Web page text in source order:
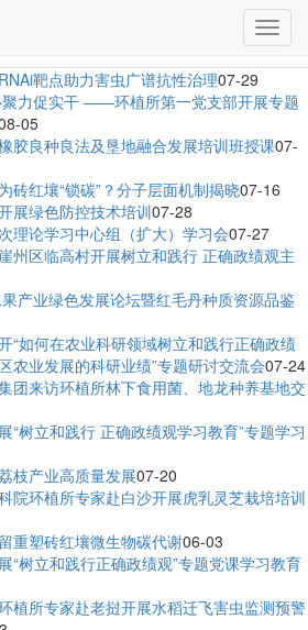
切
换
导
航
靶点助力害虫广谱抗性治理07-29
力促实干 ——环植所第一党支部开展专题
05
胶良种良法及垦地融合发展培训班授课07-
砖红壤“锁碳”？分子层面机制揭晓07-16
展绿色防控技术培训07-28
理论学习中心组（扩大）学习会07-27
州区临高村开展树立和践行 正确政绩观主
产业绿色发展论坛暨红毛丹种质资源品鉴
“如何在农业科研领域树立和践行正确政绩
农业发展的科研业绩”专题研讨交流会07-24
团来访环植所林下食用菌、地龙种养基地交
“树立和践行 正确政绩观学习教育”专题学习
枝产业高质量发展07-20
院环植所专家赴白沙开展虎乳灵芝栽培培训
重塑砖红壤微生物碳代谢06-03
“树立和践行正确政绩观”专题党课学习教育
植所专家赴老挝开展水稻迁飞害虫监测预警